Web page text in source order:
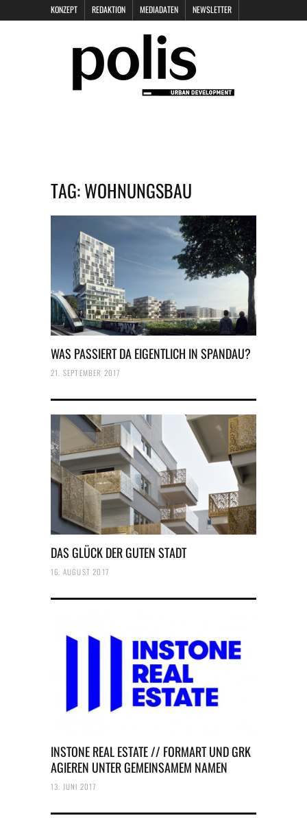
KONZEPT REDAKTION MEDIADATEN NEWSLETTER
DATENSCHUTZ
TAG:WOHNUNGSBAU
WAS PASSIERT DA EIGENTLICH IN SPANDAU?
21. SEPTEMBER 2017
DAS GLÜCK DER GUTEN STADT
16. AUGUST 2017
INSTONE REAL ESTATE // FORMART UND GRK
AGIEREN UNTER GEMEINSAMEM NAMEN
13. JUNI 2017